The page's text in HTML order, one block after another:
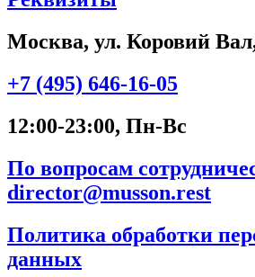
Москва, ул. Коровий
+7 (495) 646-16-05
12:00-23:00, Пн-Вс
По вопросам
director@musson.rest
Политика обработки
данных